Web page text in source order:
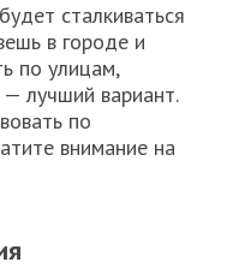
сталкиваться
в городе и
по улицам,
лучший вариант.
по
внимание на